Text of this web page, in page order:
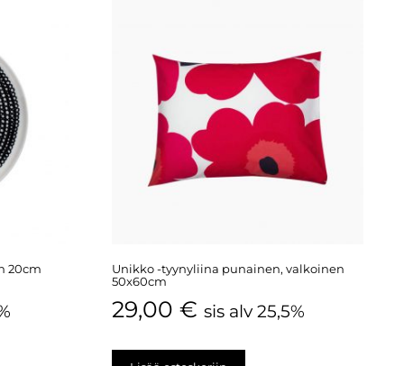
20cm
Unikko -tyynyliina punainen, valkoinen
50x60cm
29,00€ sis alv 25,5%